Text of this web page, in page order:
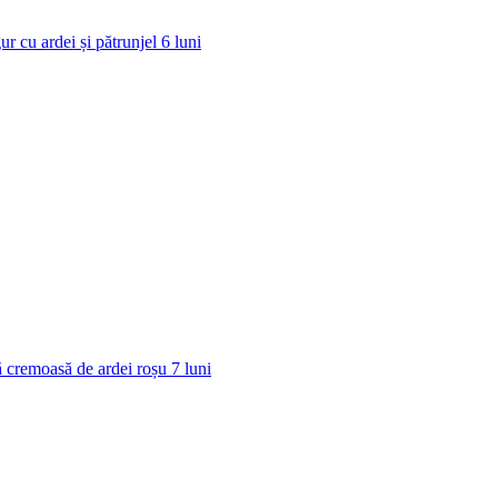
cu ardei și pătrunjel 6 luni
cremoasă de ardei roșu 7 luni